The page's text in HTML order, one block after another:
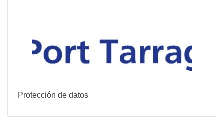
Protección de datos